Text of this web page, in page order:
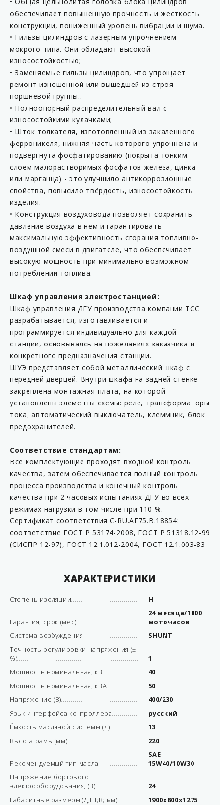
обеспечивает повышенную прочность и жесткость
конструкции, пониженный уровень вибрации и шума.
• Гильзы цилиндров с лазерным упрочнением -
мокрого типа. Они обладают высокой
износостойкостью;
• Заменяемые гильзы цилиндров, что упрощает
ремонт изношенной или вышедшей из строя
поршневой группы..
• Полноопорный распределительный вал с
износостойкими кулачками;
• Шток толкателя, изготовленный из закаленного
ферроникеля, нижняя часть которого упрочнена и
подвергнута фосфатированию (покрыта тонким
слоем малорастворимых фосфатов железа, цинка
или марганца) - это улучшило антикоррозионные
свойства, повысило твёрдость, износостойкость
изделия.
• Конструкция воздуховода позволяет сохранить
давление воздуха в нём и гарантировать
максимальную эффективность сгорания топливно-
воздушной смеси в двигателе, что обеспечивает
высокую мощность при минимально возможном
потреблении топлива.
Шкаф управления электростанцией:
Шкаф управления ДГУ производства компании ТСС
разрабатывается, изготавливается и
программируется индивидуально для каждой
станции, основываясь на пожеланиях заказчика и
конкретного предназначения станции.
ШУЭ представляет собой металлический шкаф с
передней дверцей. Внутри шкафа на задней стенке
закреплена монтажная плата, на которой
установлены элементы схемы: реле, трансформаторы
тока, автоматический выключатель, клеммник, блок
предохранителей.
Соответствие стандартам:
Все комплектующие проходят входной контроль
качества, затем обеспечивается полный контроль
процесса производства и конечный контроль
качества при 2 часовых испытаниях ДГУ во всех
режимах нагрузки в том числе при 110 %.
Сертификат соответствия C-RU.АГ75.B.18854:
соответствие ГОСТ Р 53174-2008, ГОСТ Р 51318.12-99
(СИСПР 12-97), ГОСТ 12.1.012-2004, ГОСТ 12.1.003-83
ХАРАКТЕРИСТИКИ
Степень изоляции H
Гарантия, срок (мес)
24 месяца/1000
моточасов
Система возбуждения
SHUNT
Точность регулировки напряжения (±
%)
1
Мощность номинальная, кВт
40
Мощность номинальная, кВА
50
Напряжение (В)
400/230
Язык интерфейса контроллера
русский
Ёмкость масляной системы (л)
13
Высота рамы (мм)
220
Рекомендуемый тип масла
SAE
15W40/10W30
Напряжение бортового
электрооборудования, (В)
24
Габаритные размеры (Д;Ш;В; мм)
1900x800x1275